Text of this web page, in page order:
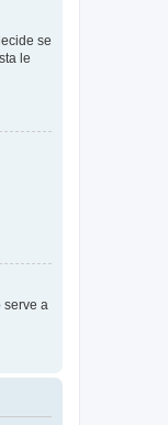
se
le
serve a